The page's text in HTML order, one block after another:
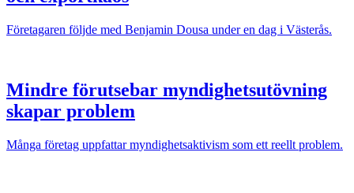
Företagaren följde med Benjamin Dousa under en dag i Västerås.
Mindre förutsebar myndighetsutövning
skapar problem
Många företag uppfattar myndighetsaktivism som ett reellt problem.